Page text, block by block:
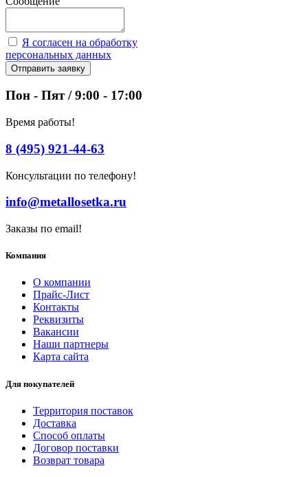
Я согласен на обработку
персональных данных
Отправить заявку
Пон - Пят / 9:00 - 17:00
Время работы!
8 (495) 921-44-63
Консультации по телефону!
info@metallosetka.ru
Заказы по email!
Компания
О компании
Прайс-Лист
Контакты
Реквизиты
Вакансии
Наши партнеры
Карта сайта
Для покупателей
Территория поставок
Доставка
Способ оплаты
Договор поставки
Возврат товара